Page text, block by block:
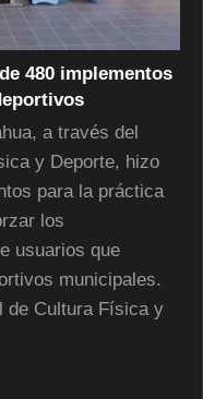
480 implementos
a través del
y Deporte, hizo
para la práctica
los
usuarios que
municipales.
de Cultura Física y